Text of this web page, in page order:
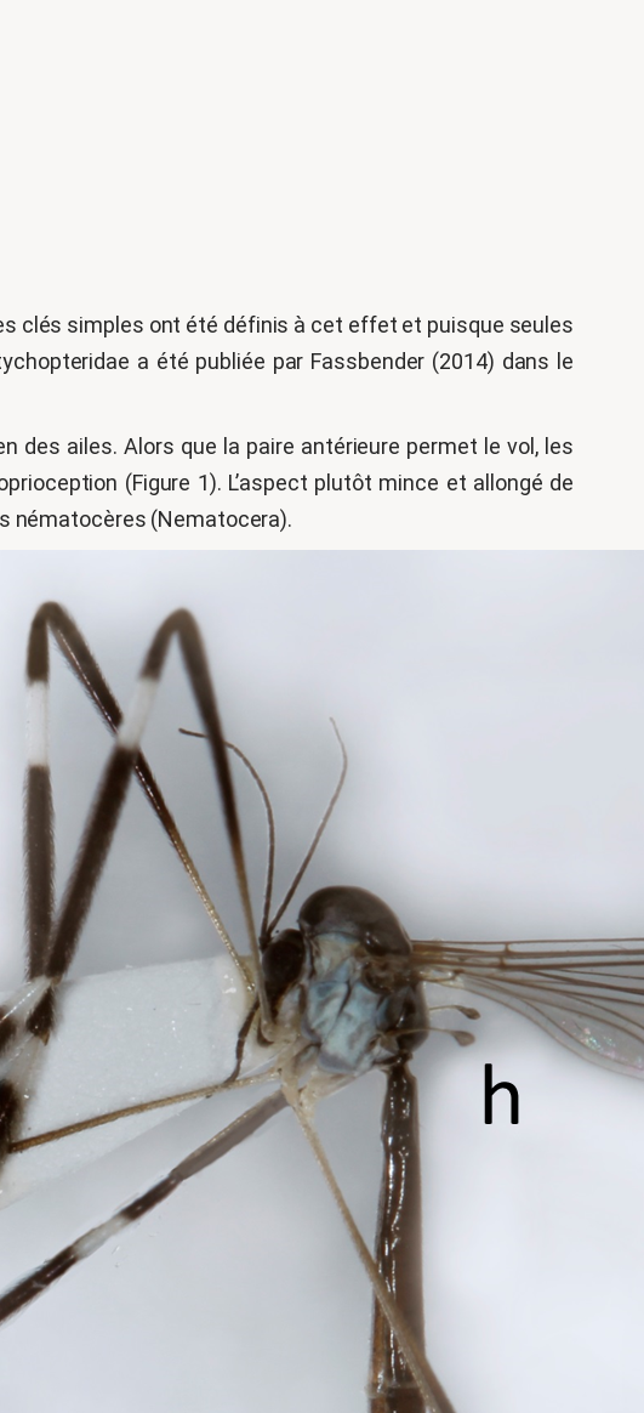
clés simples ont été définis à cet effet et puisque seules
a été publiée par Fassbender (2014) dans le
des ailes. Alors que la paire antérieure permet le vol, les
(Figure 1). L’aspect plutôt mince et allongé de
nématocères (Nematocera).